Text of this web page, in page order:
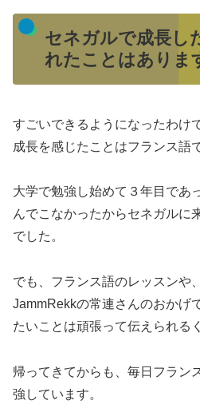
セネガルで成長し
れたことはありま
すごいできるようになったわけ
成長を感じたことはフランス語
大学で勉強し始めて３年目であ
んでこなかったからセネガルに
でした。
でも、フランス語のレッスンや
JammRekkの常連さんのおかげ
たいことは頑張って伝えられる
帰ってきてからも、毎日フラン
強しています。